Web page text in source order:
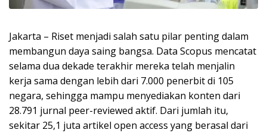
Jakarta – Riset menjadi salah satu pilar penting dalam
membangun daya saing bangsa. Data Scopus mencatat
selama dua dekade terakhir mereka telah menjalin
kerja sama dengan lebih dari 7.000 penerbit di 105
negara, sehingga mampu menyediakan konten dari
28.791 jurnal peer-reviewed aktif. Dari jumlah itu,
sekitar 25,1 juta artikel open access yang berasal dari